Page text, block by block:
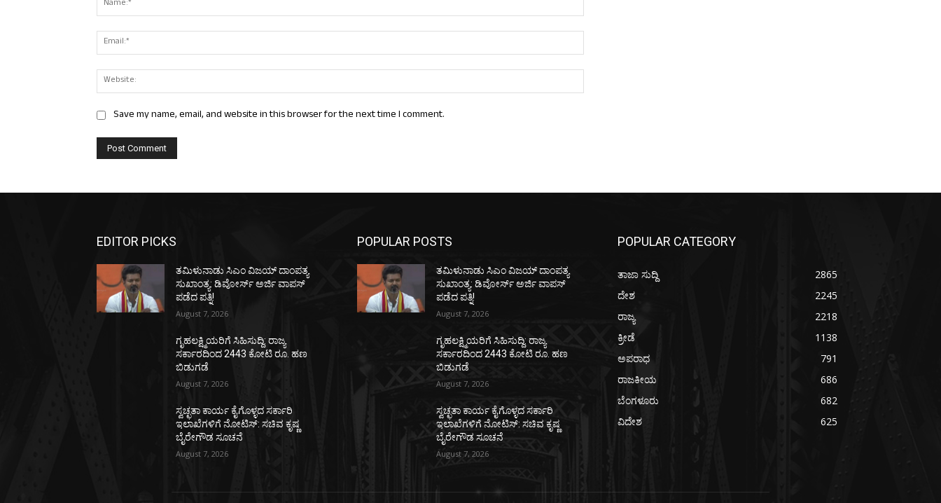
Save my name, email, and website in this browser for the next time I comment.
EDITOR PICKS
ತಮಿಳುನಾಡು ಸಿಎಂ ವಿಜಯ್‌ ದಾಂಪತ್ಯ
ಸುಖಾಂತ್ಯ: ಡಿವೋರ್ಸ್‌ ಅರ್ಜಿ ವಾಪಸ್‌
ಪಡೆದ ಪತ್ನಿ!
August 7, 2026
ಗೃಹಲಕ್ಷ್ಮಿಯರಿಗೆ ಸಿಹಿಸುದ್ದಿ: ರಾಜ್ಯ
ಸರ್ಕಾರದಿಂದ 2443 ಕೋಟಿ ರೂ. ಹಣ
ಬಿಡುಗಡೆ
August 7, 2026
ಸ್ವಚ್ಛತಾ ಕಾರ್ಯ ಕೈಗೊಳ್ಳದ ಸರ್ಕಾರಿ
ಇಲಾಖೆಗಳಿಗೆ ನೋಟಿಸ್: ಸಚಿವ ಕೃಷ್ಣ
ಬೈರೇಗೌಡ ಸೂಚನೆ
August 7, 2026
POPULAR POSTS
ತಮಿಳುನಾಡು ಸಿಎಂ ವಿಜಯ್‌ ದಾಂಪತ್ಯ
ಸುಖಾಂತ್ಯ: ಡಿವೋರ್ಸ್‌ ಅರ್ಜಿ ವಾಪಸ್‌
ಪಡೆದ ಪತ್ನಿ!
August 7, 2026
ಗೃಹಲಕ್ಷ್ಮಿಯರಿಗೆ ಸಿಹಿಸುದ್ದಿ: ರಾಜ್ಯ
ಸರ್ಕಾರದಿಂದ 2443 ಕೋಟಿ ರೂ. ಹಣ
ಬಿಡುಗಡೆ
August 7, 2026
ಸ್ವಚ್ಛತಾ ಕಾರ್ಯ ಕೈಗೊಳ್ಳದ ಸರ್ಕಾರಿ
ಇಲಾಖೆಗಳಿಗೆ ನೋಟಿಸ್: ಸಚಿವ ಕೃಷ್ಣ
ಬೈರೇಗೌಡ ಸೂಚನೆ
August 7, 2026
POPULAR CATEGORY
ತಾಜಾ ಸುದ್ದಿ
2865
ದೇಶ
2245
ರಾಜ್ಯ
2218
ಕ್ರೀಡೆ
1138
ಅಪರಾಧ
791
ರಾಜಕೀಯ
686
ಬೆಂಗಳೂರು
682
ವಿದೇಶ
625